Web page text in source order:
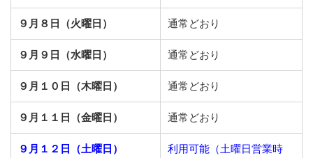
９月８日（火曜日） 通常どおり
９月９日（水曜日） 通常どおり
９月１０日（木曜日） 通常どおり
９月１１日（金曜日） 通常どおり
９月１２日（土曜日）
利用可能（土曜日営業時